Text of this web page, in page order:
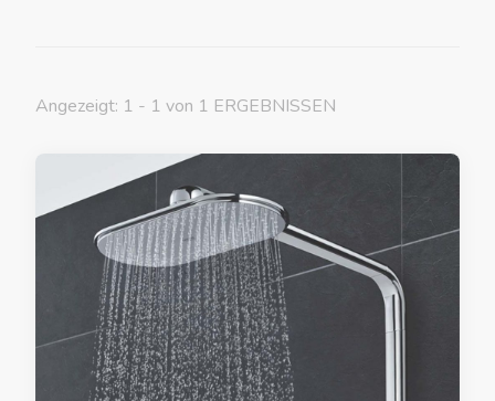
Angezeigt: 1 - 1 von 1 ERGEBNISSEN